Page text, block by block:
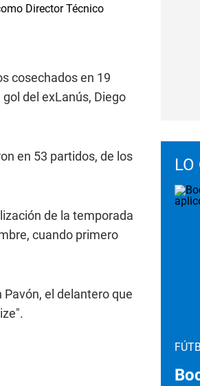
Director Técnico
cosechados en 19
del exLanús, Diego
en 53 partidos, de los
de la temporada
cuando primero
el delantero que
LO